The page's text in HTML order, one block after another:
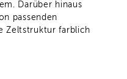
Darüber hinaus
passenden
Zeltstruktur farblich